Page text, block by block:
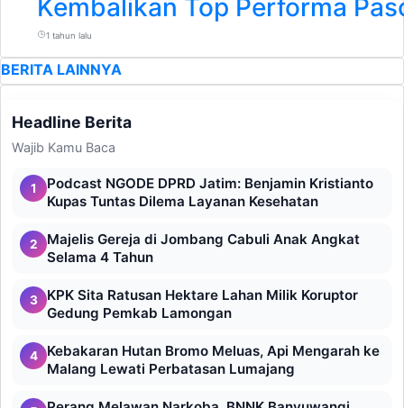
Kembalikan Top Performa
1 tahun lalu
BERITA LAINNYA
Headline Berita
Wajib Kamu Baca
1
Podcast NGODE DPRD Jatim: Benjamin Kristianto
Kupas Tuntas Dilema Layanan Kesehatan
2
Majelis Gereja di Jombang Cabuli Anak Angkat
Selama 4 Tahun
3
KPK Sita Ratusan Hektare Lahan Milik Koruptor
Gedung Pemkab Lamongan
4
Kebakaran Hutan Bromo Meluas, Api Mengarah ke
Malang Lewati Perbatasan Lumajang